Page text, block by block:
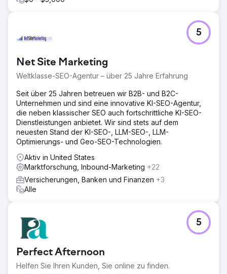
führten zu niedrigeren CPA und höherer Kundenbindung,
wobei die organischen Rankings weiter stiegen.
Zur Agenturseite
Net Site Marketing
Weltklasse-SEO-Agentur – über 25 Jahre Erfahrung
5
Seit über 25 Jahren betreuen wir B2B- und B2C-
Unternehmen und sind eine innovative KI-SEO-Agentur,
die neben klassischer SEO auch fortschrittliche KI-SEO-
Dienstleistungen anbietet. Wir sind stets auf dem
neuesten Stand der KI-SEO-, LLM-SEO-, LLM-
Optimierungs- und Geo-SEO-Technologien.
Aktiv in United States
Marktforschung, Inbound-Marketing +22
Versicherungen, Banken und Finanzen +3
Alle
Perfect Afternoon
Helfen Sie Ihren Kunden, Sie online zu finden.
5